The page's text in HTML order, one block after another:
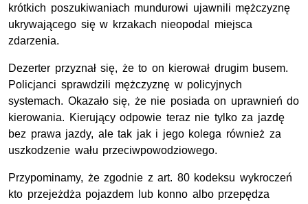
krótkich poszukiwaniach mundurowi ujawnili mężczyznę
ukrywającego się w krzakach nieopodal miejsca
zdarzenia.
Dezerter przyznał się, że to on kierował drugim busem.
Policjanci sprawdzili mężczyznę w policyjnych
systemach. Okazało się, że nie posiada on uprawnień do
kierowania. Kierujący odpowie teraz nie tylko za jazdę
bez prawa jazdy, ale tak jak i jego kolega również za
uszkodzenie wału przeciwpowodziowego.
Przypominamy, że zgodnie zart. 80 kodeksu wykroczeń
kto przejeżdża pojazdem lub konno albo przepędza